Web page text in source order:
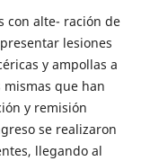
con alte- ración de
lesiones
y ampollas a
que han
y remisión
se realizaron
llegando al